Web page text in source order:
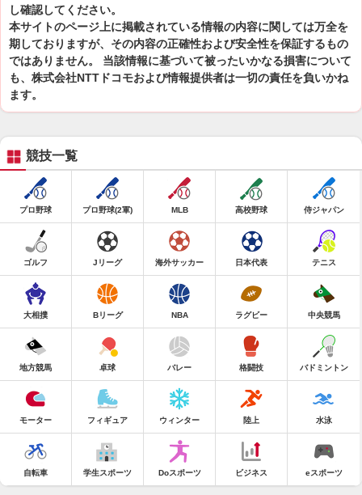
し確認してください。
本サイトのページ上に掲載されている情報の内容に関しては万全を
期しておりますが、その内容の正確性および安全性を保証するもの
ではありません。 当該情報に基づいて被ったいかなる損害について
も、株式会社NTTドコモおよび情報提供者は一切の責任を負いかね
ます。
競技一覧
プロ野球 プロ野球(2軍) MLB 高校野球 侍ジャパン
ゴルフ Jリーグ 海外サッカー 日本代表 テニス
大相撲 Bリーグ NBA ラグビー 中央競馬
地方競馬 卓球 バレー 格闘技 バドミントン
モーター フィギュア ウィンター 陸上 水泳
自転車 学生スポーツ Doスポーツ ビジネス eスポーツ